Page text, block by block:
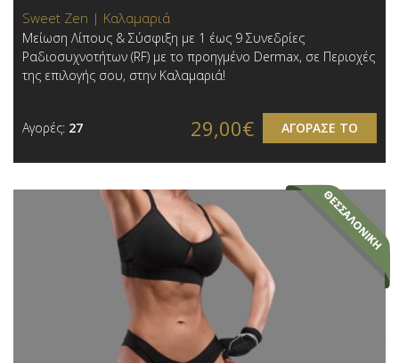
Sweet Zen | Καλαμαριά
Μείωση Λίπους & Σύσφιξη με 1 έως 9 Συνεδρίες
Ραδιοσυχνοτήτων (RF) με το προηγμένο Dermax, σε Περιοχές
της επιλογής σου, στην Καλαμαριά!
Αγορές: 27 ΑΓΟΡΑΣΕ ΤΟ
29,00€